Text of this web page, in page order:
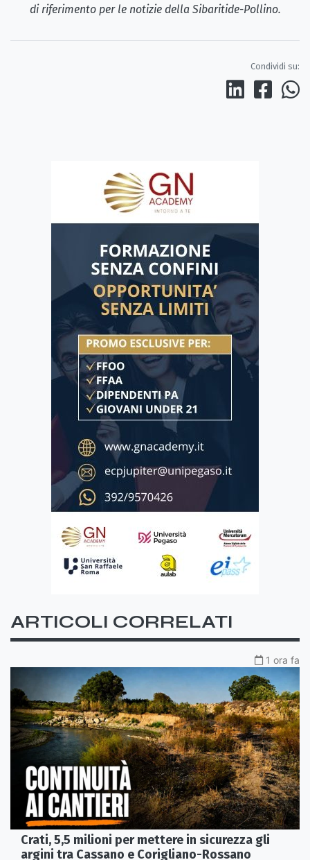
di riferimento per le notizie della Sibaritide-Pollino.
Condividi su:
ARTICOLI CORRELATI
1 ora fa
Crati, 5,5 milioni per mettere in sicurezza gli
argini tra Cassano e Corigliano-Rossano